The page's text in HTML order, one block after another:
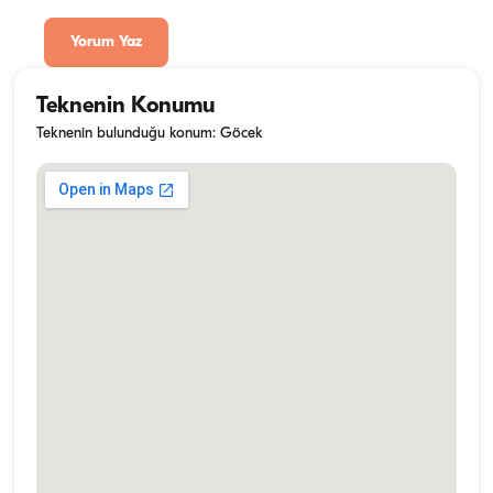
Yorum Yaz
Teknenin Konumu
Teknenin bulunduğu konum: Göcek